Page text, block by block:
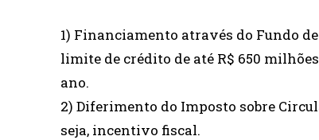
1) Financiamento através do Fundo
limite de crédito de até R$ 650
ano.
2) Diferimento do Imposto sobre
seja, incentivo fiscal.